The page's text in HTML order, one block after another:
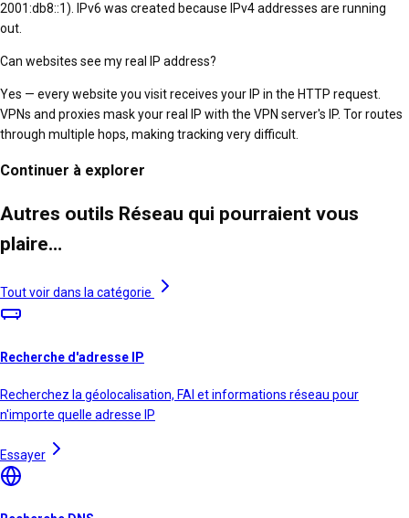
2001:db8::1). IPv6 was created because IPv4 addresses are running
out.
Can websites see my real IP address?
Yes — every website you visit receives your IP in the HTTP request.
VPNs and proxies mask your real IP with the VPN server's IP. Tor routes
through multiple hops, making tracking very difficult.
Continuer à explorer
Autres outils Réseau qui pourraient vous
plaire…
Tout voir dans la catégorie
Recherche d'adresse IP
Recherchez la géolocalisation, FAI et informations réseau pour
n'importe quelle adresse IP
Essayer